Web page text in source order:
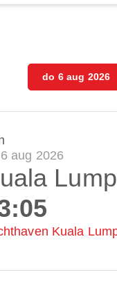
do 6 aug 2026
aug 2026
Kuala